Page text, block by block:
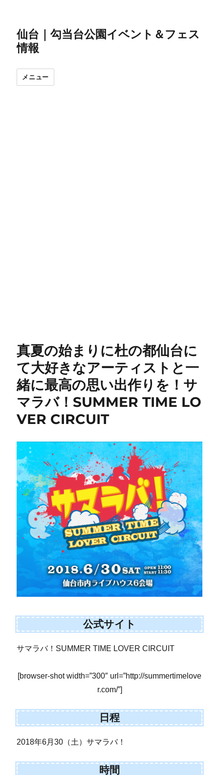
仙台｜勾当台公園イベント＆フェス
情報
メニュー
真夏の始まりに杜の都仙台に
て大好きなアーティストと一
緒に最高の思い出作りを！サ
マラバ！SUMMER TIME LO
VER CIRCUIT
公式サイト
サマラバ！SUMMER TIME LOVER CIRCUIT
[browser-shot width=”300″ url=”http://summertimelove
r.com/”]
日程
2018年6月30（土）サマラバ！
時間